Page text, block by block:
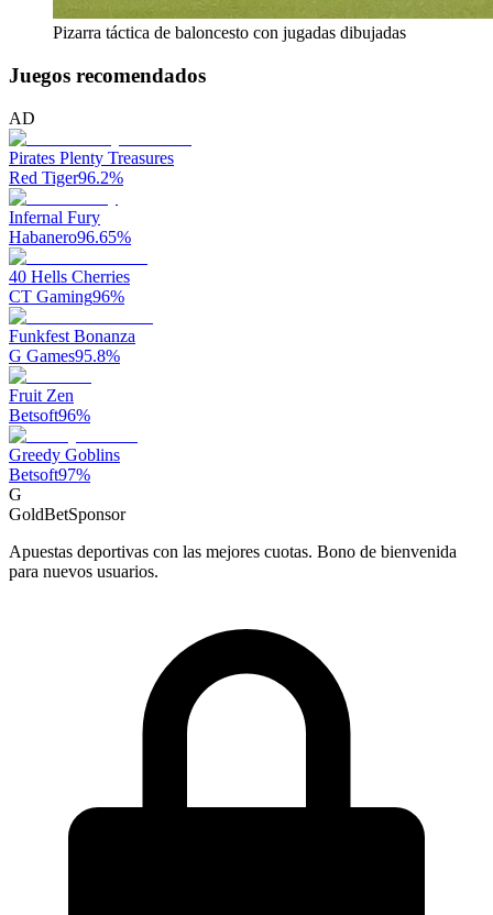
Pizarra táctica de baloncesto con jugadas dibujadas
Juegos recomendados
AD
Pirates Plenty Treasures
Red Tiger96.2%
Infernal Fury
Habanero96.65%
40 Hells Cherries
CT Gaming96%
Funkfest Bonanza
G Games95.8%
Fruit Zen
Betsoft96%
Greedy Goblins
Betsoft97%
G
GoldBetSponsor
Apuestas deportivas con las mejores cuotas. Bono de bienvenida
para nuevos usuarios.